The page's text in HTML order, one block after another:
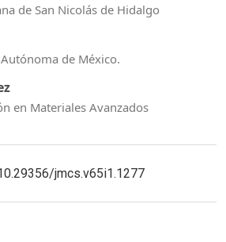
de San Nicolás de Hidalgo
de México.
en Materiales Avanzados
jmcs.v65i1.1277